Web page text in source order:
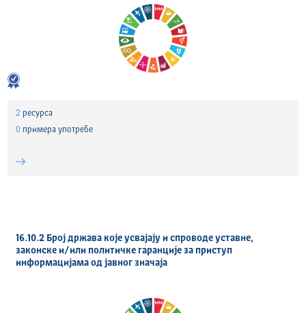
2 ресурса
0 примера употребе
16.10.2 Број држава које усвајају и спроводе уставне,
законске и/или политичке гаранције за приступ
информацијама од јавног значаја